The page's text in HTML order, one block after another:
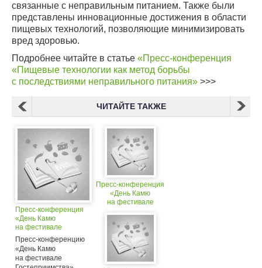
связанные с неправильным питанием. Также были
представлены инновационные достижения в области
пищевых технологий, позволяющие минимизировать
вред здоровью.
Подробнее читайте в статье «Пресс-конференция
«Пищевые технологии как метод борьбы
с последствиями неправильного питания» >>>
ЧИТАЙТЕ ТАКЖЕ
Пресс-конференция
«День Камю
на фестивале
Гостеприимства
в Челябинске»
Пресс-конференцию
«День Камю
на фестивале
Пресс-конференция
«День Камю
на фестивале